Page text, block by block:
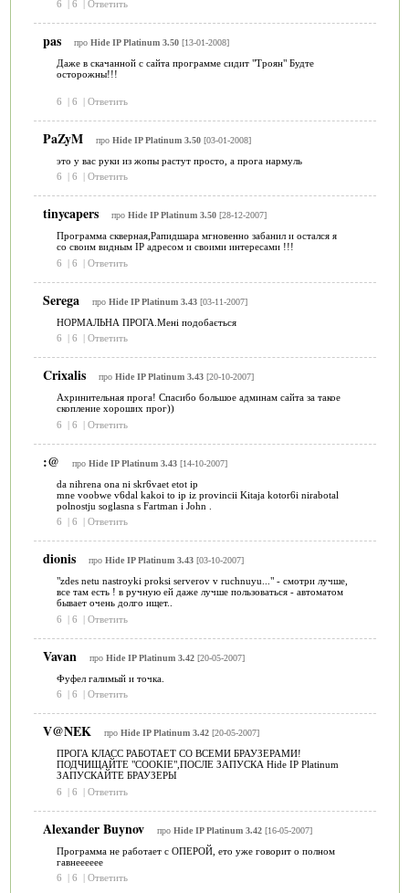
6
| 6 | Ответить
pas про Hide IP Platinum 3.50[13-01-2008]
Даже в скачанной с сайта программе сидит "Троян" Будте
осторожны!!!
6 | 6 | Ответить
PaZyM про Hide IP Platinum 3.50[03-01-2008]
это у вас руки из жопы растут просто, а прога нармуль
6
| 6 | Ответить
tinycapers про Hide IP Platinum 3.50[28-12-2007]
Программа скверная,Рапидшара мгновенно забанил и остался я
со своим видным IP адресом и своими интересами !!!
6
| 6 | Ответить
Serega про Hide IP Platinum 3.43[03-11-2007]
НОРМАЛЬНА ПРОГА.Мені подобається
6
| 6 | Ответить
Crixalis про Hide IP Platinum 3.43[20-10-2007]
Ахринительная прога! Спасибо большое админам сайта за такое
скопление хороших прог))
6
| 6 | Ответить
:@ про Hide IP Platinum 3.43[14-10-2007]
da nihrena ona ni skr6vaet etot ip
mne voobwe v6dal kakoi to ip iz provincii Kitaja kotor6i nirabotal
polnostju soglasna s Fartman i John .
6
| 6 | Ответить
dionis про Hide IP Platinum 3.43[03-10-2007]
"zdes netu nastroyki proksi serverov v ruchnuyu..." - смотри лучше,
все там есть ! в ручную ей даже лучше пользоваться - автоматом
бывает очень долго ищет..
6
| 6 | Ответить
Vavan про Hide IP Platinum 3.42[20-05-2007]
Фуфел галимый и точка.
6
| 6 | Ответить
V@NEK про Hide IP Platinum 3.42[20-05-2007]
ПРОГА КЛАСС РАБОТАЕТ СО ВСЕМИ БРАУЗЕРАМИ!
ПОДЧИЩАЙТЕ "COOKIE",ПОСЛЕ ЗАПУСКА Hide IP Platinum
ЗАПУСКАЙТЕ БРАУЗЕРЫ
6
| 6 | Ответить
Alexander Buynov про Hide IP Platinum 3.42[16-05-2007]
Программа не работает с ОПЕРОЙ, ето уже говорит о полном
гавнееееее
6
| 6 | Ответить